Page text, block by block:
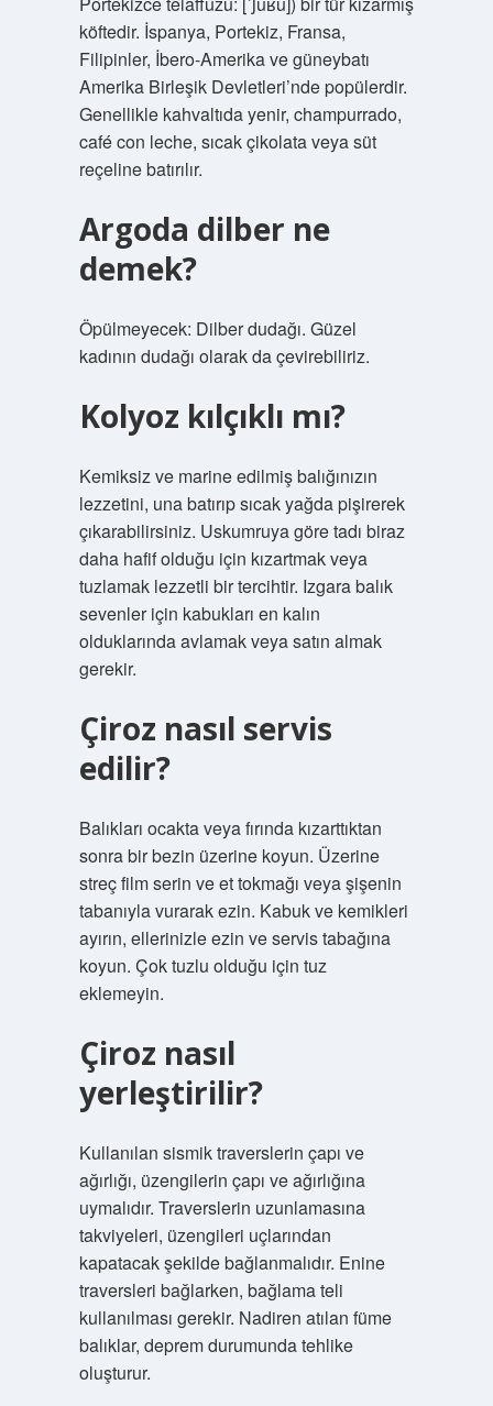
köftedir. İspanya, Portekiz, Fransa,
Filipinler, İbero-Amerika ve güneybatı
Amerika Birleşik Devletleri’nde popülerdir.
Genellikle kahvaltıda yenir, champurrado,
café con leche, sıcak çikolata veya süt
reçeline batırılır.
Argoda dilber ne
demek?
Öpülmeyecek: Dilber dudağı. Güzel
kadının dudağı olarak da çevirebiliriz.
Kolyoz kılçıklı mı?
Kemiksiz ve marine edilmiş balığınızın
lezzetini, una batırıp sıcak yağda pişirerek
çıkarabilirsiniz. Uskumruya göre tadı biraz
daha hafif olduğu için kızartmak veya
tuzlamak lezzetli bir tercihtir. Izgara balık
sevenler için kabukları en kalın
olduklarında avlamak veya satın almak
gerekir.
Çiroz nasıl servis
edilir?
Balıkları ocakta veya fırında kızarttıktan
sonra bir bezin üzerine koyun. Üzerine
streç film serin ve et tokmağı veya şişenin
tabanıyla vurarak ezin. Kabuk ve kemikleri
ayırın, ellerinizle ezin ve servis tabağına
koyun. Çok tuzlu olduğu için tuz
eklemeyin.
Çiroz nasıl
yerleştirilir?
Kullanılan sismik traverslerin çapı ve
ağırlığı, üzengilerin çapı ve ağırlığına
uymalıdır. Traverslerin uzunlamasına
takviyeleri, üzengileri uçlarından
kapatacak şekilde bağlanmalıdır. Enine
traversleri bağlarken, bağlama teli
kullanılması gerekir. Nadiren atılan füme
balıklar, deprem durumunda tehlike
oluşturur.